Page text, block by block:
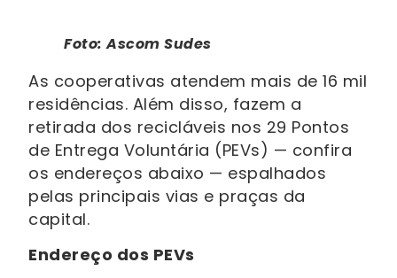
Foto: Ascom Sudes
As cooperativas atendem mais de 16 mil
residências. Além disso, fazem a
retirada dos recicláveis nos 29 Pontos
de Entrega Voluntária (PEVs) — confira
os endereços abaixo — espalhados
pelas principais vias e praças da
capital.
Endereço dos PEVs